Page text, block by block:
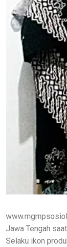
Jawa Tengah
Selaku ikon